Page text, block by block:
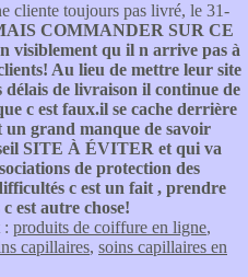
cliente toujours pas livré, le 31-
COMMANDER SUR CE
visiblement qu il n arrive pas à
Au lieu de mettre leur site
de livraison il continue de
c est faux.il se cache derrière
un grand manque de savoir
SITE À ÉVITER et qui va
de protection des
c est un fait , prendre
est autre chose!
: produits de coiffure en ligne,
capillaires, soins capillaires en